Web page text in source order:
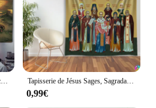
Tapisserie de Jésus Sages, Sagrada No.ilia, Décoration Médiévale, Tapisseries Murales du Christ, Art de Chambre Esthétique Vintage, Décor Mural
0,99€